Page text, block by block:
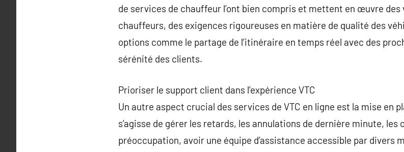
de services de chauffeur l’ont bien compris et mettent en œuvre
chauffeurs, des exigences rigoureuses en matière de qualité des
options comme le partage de l’itinéraire en temps réel avec des
sérénité des clients.
Prioriser le support client dans l’expérience VTC
Un autre aspect crucial des services de VTC en ligne est la mise en
s’agisse de gérer les retards, les annulations de dernière minute,
préoccupation, avoir une équipe d’assistance accessible par divers